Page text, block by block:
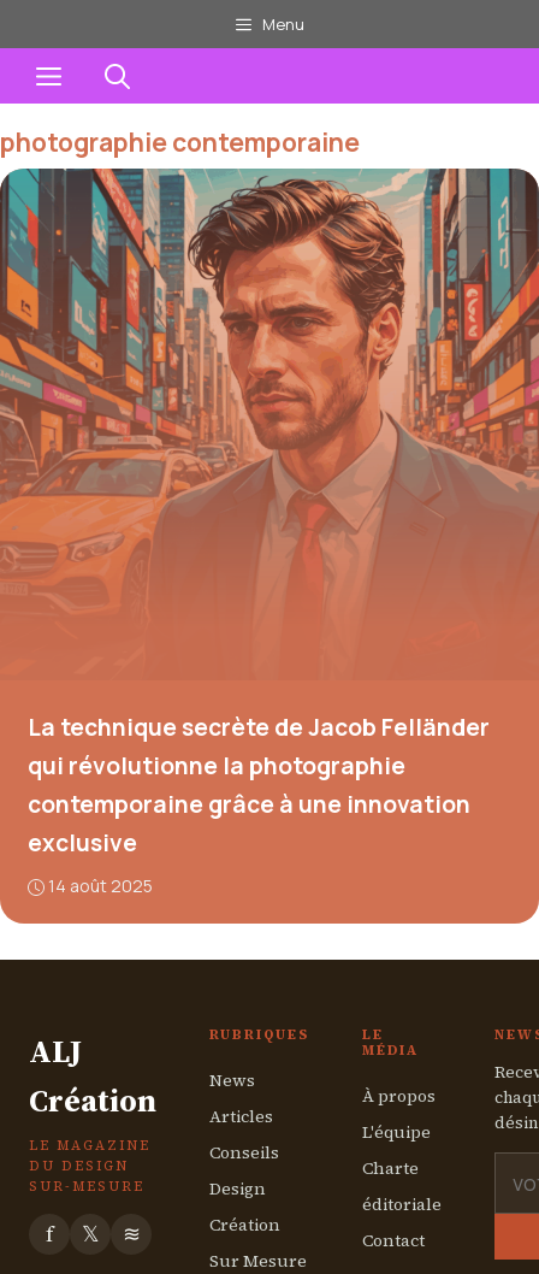
au
contenu
Menu
Menu
photographie contemporaine
La technique secrète de Jacob Felländer
qui révolutionne la photographie
contemporaine grâce à une innovation
exclusive
14 août 2025
ALJ
Création
LE MAGAZINE
DU DESIGN
SUR-MESURE
f 𝕏 ≋
RUBRIQUES
News
Articles
Conseils
Design
Création
Sur Mesure
LE
MÉDIA
À propos
L'équipe
Charte
éditoriale
Contact